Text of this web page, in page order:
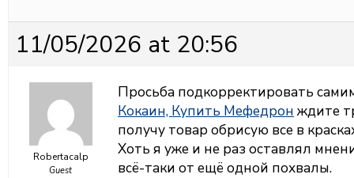
11/05/2026 at 20:56
Robertacalp
Guest
Просьба подкорректировать
Кокаин, Купить Мефедронждите
получу товар обрисую все в
Хоть я уже и не раз оставлял
всё-таки от ещё одной похвалы.